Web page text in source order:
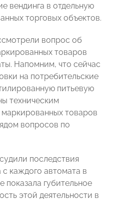
вендинга в отдельную
торговых объектов.
вопрос об
товаров
Напомним, что сейчас
на потребительские
питьевую
техническим
товаров
вопросов по
последствия
каждого автомата в
показала губительное
этой деятельности в